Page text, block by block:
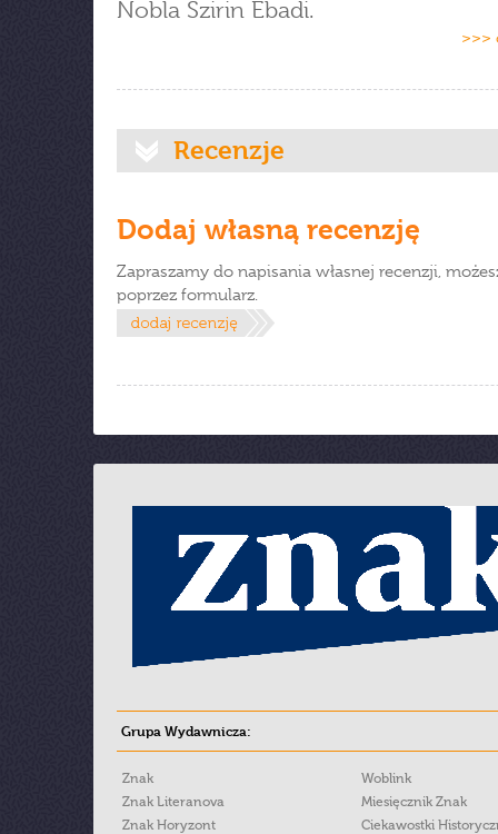
Nobla Szirin Ebadi.
>>>
Recenzje
Dodaj własną recenzję
Zapraszamy do napisania własnej recenzji,
poprzez formularz.
Grupa Wydawnicza:
Znak
Znak Literanova
Znak Horyzont
Woblink
Miesięcznik Znak
Ciekawostki